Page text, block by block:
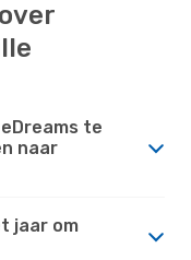
te
naar
jaar om